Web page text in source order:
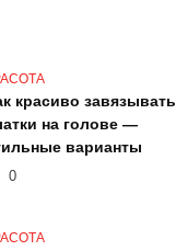
красиво завязывать
на голове —
варианты
0